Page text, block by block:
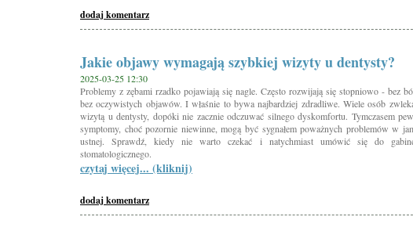
dodaj komentarz
Jakie objawy wymagają szybkiej wizyty u dentysty?
2025-03-25 12:30
Problemy z zębami rzadko pojawiają się nagle. Często rozwijają się stopniowo - bez
bez oczywistych objawów. I właśnie to bywa najbardziej zdradliwe. Wiele osób
wizytą u dentysty, dopóki nie zacznie odczuwać silnego dyskomfortu. Tymczasem
symptomy, choć pozornie niewinne, mogą być sygnałem poważnych problemów w
ustnej. Sprawdź, kiedy nie warto czekać i natychmiast umówić się do
stomatologicznego.
czytaj więcej... (kliknij)
dodaj komentarz